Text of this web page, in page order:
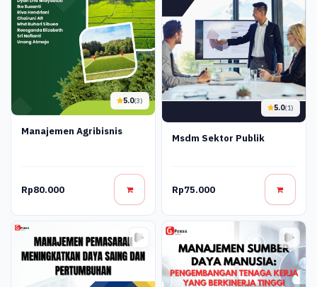
5.0(3)
Manajemen Agribisnis
Rp80.000
5.0(1)
Msdm Sektor Publik
Rp75.000